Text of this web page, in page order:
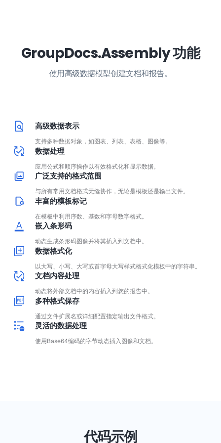
GroupDocs.Assembly 功能
使用高级数据模型创建文档和报告。
高级数据表示
支持多种数据对象，如图表、列表、表格、图像等。
数据处理
应用公式和顺序操作以有效格式化和显示数据。
广泛支持的格式范围
与所有常用文档格式无缝协作，无论是模板还是输出文件。
丰富的模板标记
在模板中利用序数、基数和字母数字格式。
嵌入条形码
动态生成条形码图像并将其插入到文档中。
数据格式化
以大写、小写、大写或首字母大写样式格式化模板中的字符串。
文档内容处理
动态将外部文档中的内容插入到您的报告中。
多种格式保存
通过文件扩展名或详细配置指定输出文件格式。
灵活的数据处理
使用Base64编码的字节动态插入图像和文档。
代码示例